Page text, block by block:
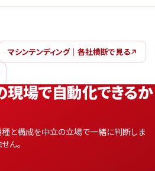
マシンテンディング｜各社横断で見る
現場で自動化できるか
種と構成を中立の立場で一緒に判断しま
ん。